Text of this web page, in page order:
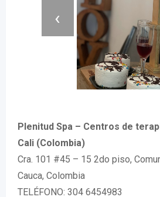
‹
Plenitud Spa – Centros de
Cali (Colombia)
Cra. 101 #45 – 15 2do piso,
Cauca, Colombia
TELÉFONO: 304 6454983